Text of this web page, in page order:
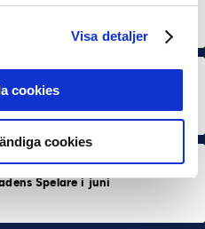
Visa detaljer
cookies
cookies
Spelare & Tränare i juli
priser när juni summeras
Spelare i juni